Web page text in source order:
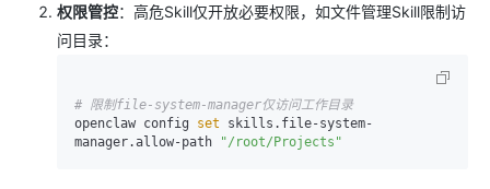
权限管控：高危Skill仅开放必要权限，如文件管理Skill限制访
问目录：
# 限制file-system-manager仅访问工作目录
openclaw config set skills.file-system-
manager.allow-path
"/root/Projects"